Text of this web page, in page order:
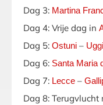
Dag 3: Martina
Dag 4: Vrije dag in
Dag 5: Ostuni –
Dag 6: Santa Maria
Dag 7: Lecce –
Dag 8: